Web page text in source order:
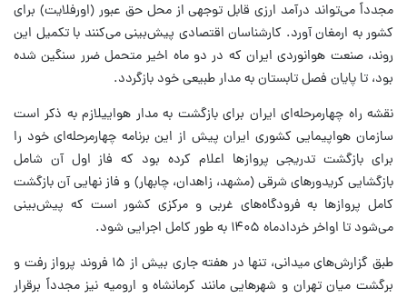
مجدداً می‌تواند درآمد ارزی قابل توجهی از محل حق عبور (اورفلایت) برای
کشور به ارمغان آورد. کارشناسان اقتصادی پیش‌بینی می‌کنند با تکمیل این
روند، صنعت هوانوردی ایران که در دو ماه اخیر متحمل ضرر سنگین شده
بود، تا پایان فصل تابستان به مدار طبیعی خود بازگردد.
نقشه راه چهارمرحله‌ای ایران برای بازگشت به مدار هواییلازم به ذکر است
سازمان هواپیمایی کشوری ایران پیش از این برنامه چهارمرحله‌ای خود را
برای بازگشت تدریجی پروازها اعلام کرده بود که فاز اول آن شامل
بازگشایی کریدورهای شرقی (مشهد، زاهدان، چابهار) و فاز نهایی آن بازگشت
کامل پروازها به فرودگاه‌های غربی و مرکزی کشور است که پیش‌بینی
می‌شود تا اواخر خردادماه ۱۴۰۵ به طور کامل اجرایی شود.
طبق گزارش‌های میدانی، تنها در هفته جاری بیش از ۱۵ فروند پرواز رفت و
برگشت میان تهران و شهرهایی مانند کرمانشاه و ارومیه نیز مجدداً برقرار